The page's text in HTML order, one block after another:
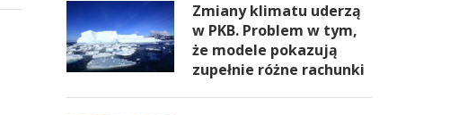
Zmiany klimatu uderzą
w PKB. Problem w tym,
że modele pokazują
zupełnie różne rachunki